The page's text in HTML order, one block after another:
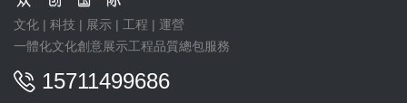
文化 | 科技 | 展示 | 工程 | 運營
一體化文化創意展示工程品質總包服務
15711499686